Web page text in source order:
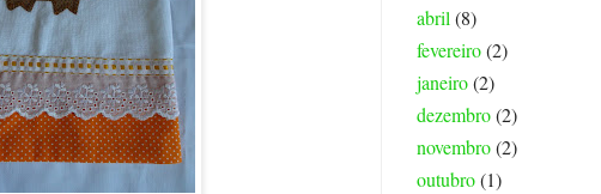
abril (8)
fevereiro(2)
janeiro(2)
dezembro(2)
novembro(2)
outubro(1)